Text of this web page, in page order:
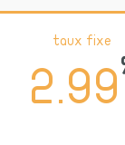
taux fixe
2.99